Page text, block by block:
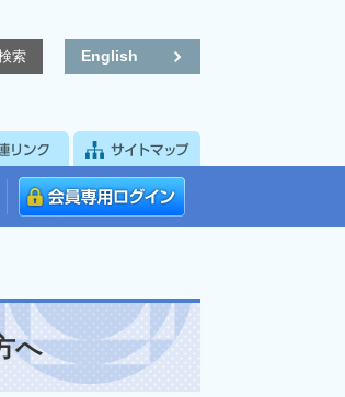
English
へ